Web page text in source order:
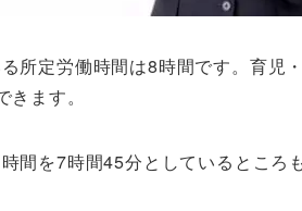
所定労働時間は8時間です。育児
ます。
間を7時間45分としているとこ